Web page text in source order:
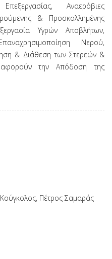
Αναερόβιες
& Προσκολλημένης
Υγρών Αποβλήτων,
Νερού,
& Διάθεση των Στερεών &
την Απόδοση της
Πέτρος Σαμαράς